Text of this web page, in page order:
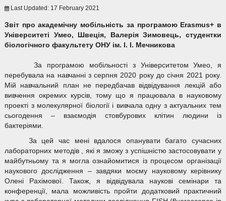
Last Updated: 17 February 2021
Звіт про академічну мобільність за програмою Erasmus+ в
Університеті Умео, Швеція, Валерія Зимовець, студентки
біологічного факультету ОНУ ім. І. І. Мечникова
За програмою мобільності з Університетом Умео, я
перебувала на навчанні з серпня 2020 року до січня 2021 року.
Мій навчальний план не передбачав відвідування лекцій або
вивчення окремих курсів, тому що я працювала в науковому
проекті з молекулярної біології і вивчала одну з актуальних тем
сьогодення – взаємодія стовбурових клітин людини із
бактеріями.
За цей час мені вдалося опанувати багато сучасних
лабораторних методів , які я зможу з успішністю застосовувати у
майбутньому та я могла ознайомитися із процесом організації
наукового дослідження – завдяки моєму науковому керівнику
Олені Рахімової. Також, я відвідувала наукові семінари та
конференції, мала можливість пройти додатковий практичний